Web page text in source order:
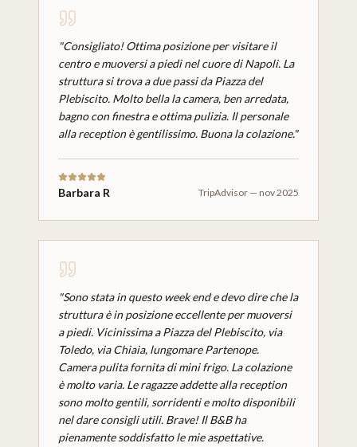
"Consigliato! Ottima posizione per visitare il
centro e muoversi a piedi nel cuore di Napoli. La
struttura si trova a due passi da Piazza del
Plebiscito. Molto bella la camera, ben arredata,
bagno con finestra e ottima pulizia. Il personale
alla reception è gentilissimo. Buona la colazione."
Barbara R TripAdvisor — nov 2025
"Sono stata in questo week end e devo dire che la
struttura è in posizione eccellente per muoversi
a piedi. Vicinissima a Piazza del Plebiscito, via
Toledo, via Chiaia, lungomare Partenope.
Camera pulita fornita di mini frigo. La colazione
è molto varia. Le ragazze addette alla reception
sono molto gentili, sorridenti e molto disponibili
nel dare consigli utili. Brave! Il B&B ha
pienamente soddisfatto le mie aspettative.